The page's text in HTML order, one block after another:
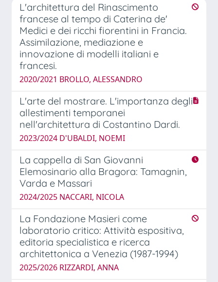
L'architettura del Rinascimento
francese al tempo di Caterina de'
Medici e dei ricchi fiorentini in Francia.
Assimilazione, mediazione e
innovazione di modelli italiani e
francesi.
2020/2021 BROLLO, ALESSANDRO
L'arte del mostrare. L'importanza degli
allestimenti temporanei
nell'architettura di Costantino Dardi.
2023/2024 D'UBALDI, NOEMI
La cappella di San Giovanni
Elemosinario alla Bragora: Tamagnin,
Varda e Massari
2024/2025 NACCARI, NICOLA
La Fondazione Masieri come
laboratorio critico: Attività espositiva,
editoria specialistica e ricerca
architettonica a Venezia (1987-1994)
2025/2026 RIZZARDI, ANNA